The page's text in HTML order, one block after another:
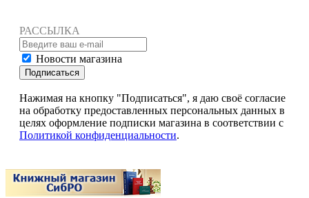
РАССЫЛКА
Новости магазина
Подписаться
Нажимая на кнопку "Подписаться", я даю своё согласие
на обработку предоставленных персональных данных в
целях оформление подписки магазина в соответствии с
Политикой конфиденциальности.